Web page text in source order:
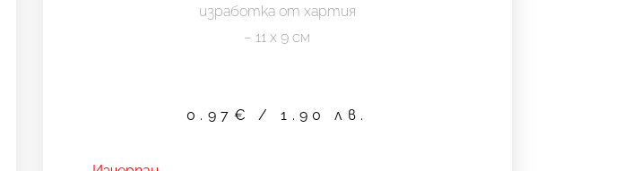
изработка от хартия
– 11 х 9 см
0.97 € / 1.90 лв.